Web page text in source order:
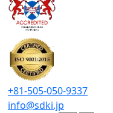
+81-505-050-9337
info@sdki.jp